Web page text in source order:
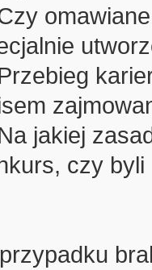
jakiej
czy